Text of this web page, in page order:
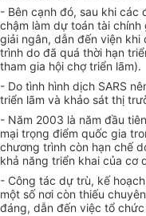
- Bên cạnh đó, sau khi
chậm làm dự toán tài
giải ngân, dẫn đến viện
trình do đã quá thời hạn
tham gia hội chợ triển lãm).
- Do tình hình dịch SARS
triển lãm và khảo sát thị
- Năm 2003 là năm đầu
mại trọng điểm quốc gia
chương trình còn hạn chế
khả năng triển khai của cơ
- Công tác dự trù, kế
một số nơi còn thiếu
đáng, dẫn đến việc tổ